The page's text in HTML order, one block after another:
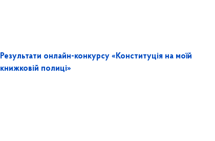
Результати онлайн-конкурсу «Конституція на моїй
книжковій полиці»